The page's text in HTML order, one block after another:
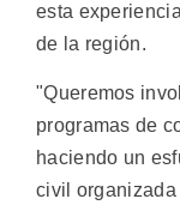
esta
de la región.
"Queremos
programas de
haciendo un
civil